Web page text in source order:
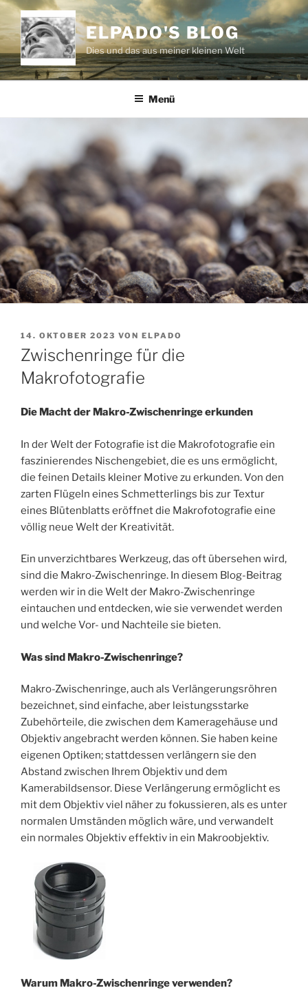
Zum
Inhalt
springen
ELPADO'S BLOG
Dies und das aus meiner kleinen Welt
Menü
VERÖFFENTLICHT
AM
14. OKTOBER 2023 VON ELPADO
Zwischenringe für die
Makrofotografie
Die Macht der Makro-Zwischenringe erkunden
In der Welt der Fotografie ist die Makrofotografie ein
faszinierendes Nischengebiet, die es uns ermöglicht,
die feinen Details kleiner Motive zu erkunden. Von den
zarten Flügeln eines Schmetterlings bis zur Textur
eines Blütenblatts eröffnet die Makrofotografie eine
völlig neue Welt der Kreativität.
Ein unverzichtbares Werkzeug, das oft übersehen wird,
sind die Makro-Zwischenringe. In diesem Blog-Beitrag
werden wir in die Welt der Makro-Zwischenringe
eintauchen und entdecken, wie sie verwendet werden
und welche Vor- und Nachteile sie bieten.
Was sind Makro-Zwischenringe?
Makro-Zwischenringe, auch als Verlängerungsröhren
bezeichnet, sind einfache, aber leistungsstarke
Zubehörteile, die zwischen dem Kameragehäuse und
Objektiv angebracht werden können. Sie haben keine
eigenen Optiken; stattdessen verlängern sie den
Abstand zwischen Ihrem Objektiv und dem
Kamerabildsensor. Diese Verlängerung ermöglicht es
mit dem Objektiv viel näher zu fokussieren, als es unter
normalen Umständen möglich wäre, und verwandelt
ein normales Objektiv effektiv in ein Makroobjektiv.
Warum Makro-Zwischenringe verwenden?